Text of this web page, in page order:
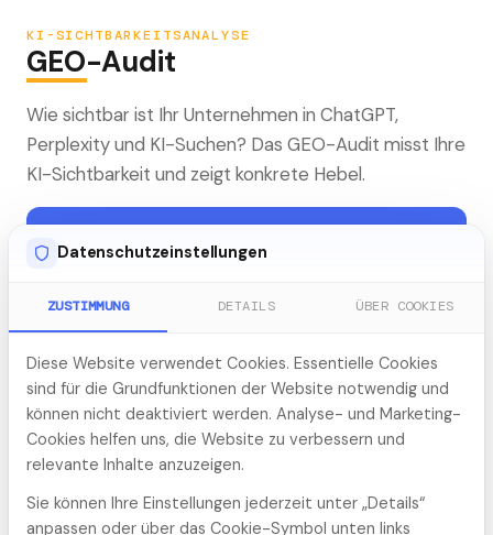
KI-SICHTBARKEITSANALYSE
GEO-Audit
Wie sichtbar ist Ihr Unternehmen in ChatGPT,
Perplexity und KI-Suchen? Das GEO-Audit misst Ihre
KI-Sichtbarkeit und zeigt konkrete Hebel.
Datenschutzeinstellungen
ZUSTIMMUNG DETAILS ÜBER COOKIES
Diese Website verwendet Cookies. Essentielle Cookies
sind für die Grundfunktionen der Website notwendig und
können nicht deaktiviert werden. Analyse- und Marketing-
Cookies helfen uns, die Website zu verbessern und
relevante Inhalte anzuzeigen.
Sie können Ihre Einstellungen jederzeit unter „Details“
anpassen oder über das Cookie-Symbol unten links